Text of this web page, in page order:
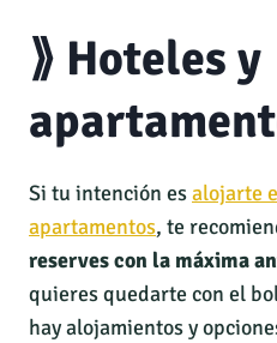
⟫ Hoteles y
Si tu intención esalojarte
apartamentos, te
reserves con la máxima
quieres quedarte con el
hay alojamientos y